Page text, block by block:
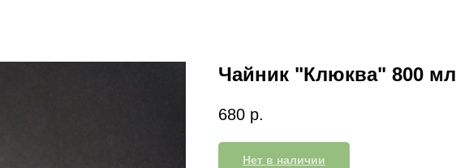
Чайник "Клюква" 800 мл
680 р.
Нет в наличии